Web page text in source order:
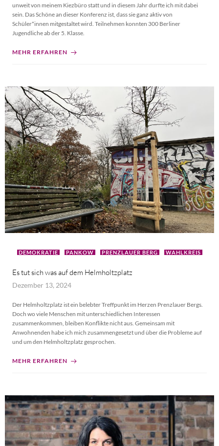
unweit von meinem Kiezbüro statt und in diesem Jahr durfte ich mit dabei
sein. Das Schöne an dieser Konferenz ist, dass sie ganz aktiv von
Schüler*innen mitgestaltet wird. Teilnehmen konnten 300 Berliner
Jugendliche ab der 5. Klasse.
MEHR ERFAHREN
DEMOKRATIE PANKOW PRENZLAUER BERG WAHLKREIS
Es tut sich was auf dem Helmholtzplatz
Dezember 13, 2024
Der Helmholtzplatz ist ein belebter Treffpunkt im Herzen Prenzlauer Bergs.
Doch wo viele Menschen mit unterschiedlichen Interessen
zusammenkommen, bleiben Konflikte nicht aus. Gemeinsam mit
Anwohnenden habe ich mich zusammengesetzt und über die Probleme auf
und um den Helmholtzplatz gesprochen.
MEHR ERFAHREN